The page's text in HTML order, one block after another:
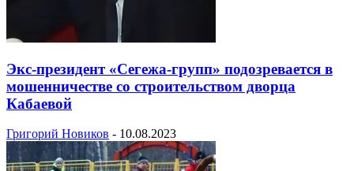
Экс-президент «Сегежа-групп» подозревается в
мошенничестве со строительством дворца
Кабаевой
Григорий Новиков - 10.08.2023